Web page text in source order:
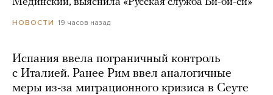
НОВОСТИ 19 часов назад
Испания ввела пограничный контроль
с Италией. Ранее Рим ввел аналогичные
меры из-за миграционного кризиса в Сеуте